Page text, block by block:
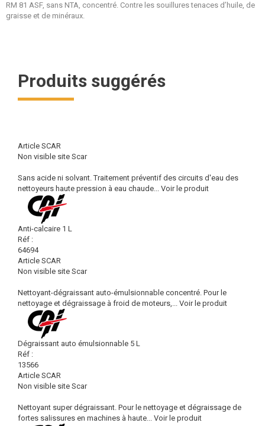
RM 81 ASF, sans NTA, concentré. Contre les souillures tenaces d’huile, de
graisse et de minéraux.
Produits suggérés
Article SCAR
Non visible site Scar
Sans acide ni solvant. Traitement préventif des circuits d'eau des
nettoyeurs haute pression à eau chaude... Voir le produit
Anti-calcaire 1 L
Réf :
64694
Article SCAR
Non visible site Scar
Nettoyant-dégraissant auto-émulsionnable concentré. Pour le
nettoyage et dégraissage à froid de moteurs,... Voir le produit
Dégraissant auto émulsionnable 5 L
Réf :
13566
Article SCAR
Non visible site Scar
Nettoyant super dégraissant. Pour le nettoyage et dégraissage de
fortes salissures en machines à haute... Voir le produit